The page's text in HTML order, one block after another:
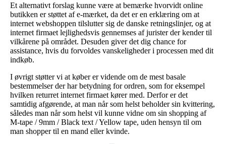
Et alternativt forslag kunne være at bemærke hvorvidt online
butikken er støttet af e-mærket, da det er en erklæring om at
internet webshoppen tilslutter sig de danske retningslinjer, og at
internet firmaet lejlighedsvis gennemses af jurister der kender til
vilkårene på området. Desuden giver det dig chance for
assistance, hvis du forvoldes vanskeligheder i processen med dit
indkøb.
I øvrigt støtter vi at køber er vidende om de mest basale
bestemmelser der har betydning for ordren, som for eksempel
hvilken returret internet firmaet kører med. Derfor er det
samtidig afgørende, at man når som helst beholder sin kvittering,
således man når som helst vil kunne vidne om sin shopping af
M-tape / 9mm / Black text / Yellow tape, uden hensyn til om
man shopper til en mand eller kvinde.